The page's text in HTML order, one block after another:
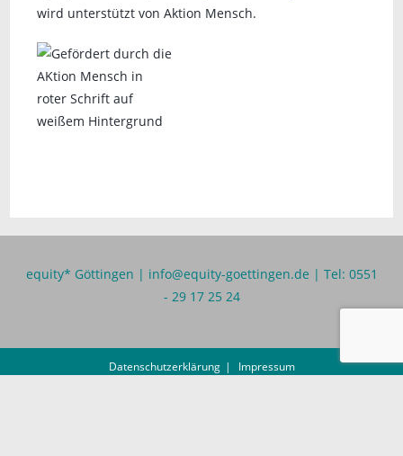
wird unterstützt von Aktion Mensch.
equity* Göttingen | info@equity-goettingen.de | Tel: 0551
- 29 17 25 24
Datenschutzerklärung Impressum